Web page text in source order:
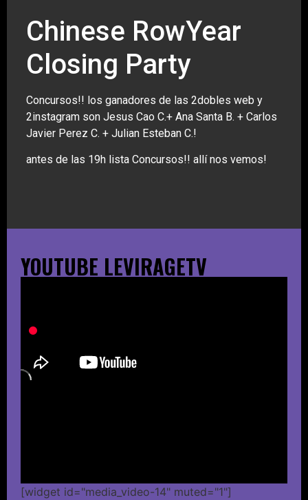
Chinese RowYear
Closing Party
Concursos!! los ganadores de las 2dobles web y
2instagram son Jesus Cao C.+ Ana Santa B. + Carlos
Javier Perez C. + Julian Esteban C.!
antes de las 19h lista Concursos!! allí nos vemos!
YOUTUBE LEVIRAGETV
[widget id="media_video-14" muted="1"]